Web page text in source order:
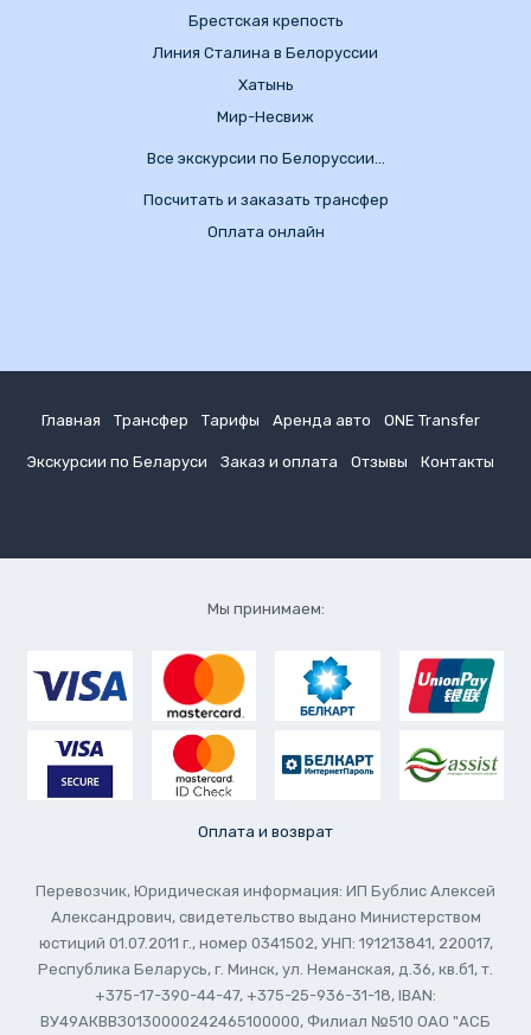
Брестская крепость
Линия Сталина в Белоруссии
Хатынь
Мир-Несвиж
Все экскурсии по Белоруссии…
Посчитать и заказать трансфер
Оплата онлайн
Главная Трансфер Тарифы Аренда авто ONE Transfer
Экскурсии по Беларуси Заказ и оплата Отзывы Контакты
Мы принимаем:
Оплата и возврат
Перевозчик, Юридическая информация: ИП Бублис Алексей
Александрович, свидетельство выдано Министерством
юстиций 01.07.2011 г., номер 0341502, УНП: 191213841, 220017,
Республика Беларусь, г. Минск, ул. Неманская, д.36, кв.б1, т.
+375-17-390-44-47, +375-25-936-31-18, IBAN:
ВУ49АКВВЗ0130000242465100000, Филиал №510 ОАО "АСБ